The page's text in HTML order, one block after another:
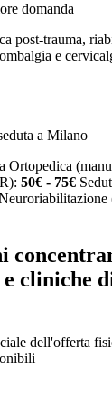
domanda
post-trauma,
e
a Milano
Ortopedica
50€ - 75€
cliniche
dell'offerta